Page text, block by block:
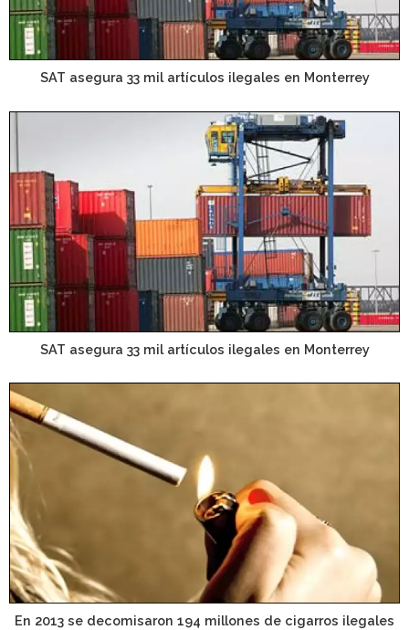
SAT asegura 33 mil artículos ilegales en Monterrey
SAT asegura 33 mil artículos ilegales en Monterrey
En 2013 se decomisaron 194 millones de cigarros ilegales